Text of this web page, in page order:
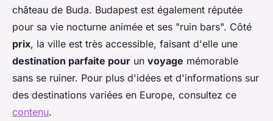
château de Buda. Budapest est également réputée
pour sa vie nocturne animée et ses "ruin bars". Côté
prix, la ville est très accessible, faisant d'elle une
destination parfaite pour un voyage mémorable
sans se ruiner. Pour plus d'idées et d'informations sur
des destinations variées en Europe, consultez ce
contenu.